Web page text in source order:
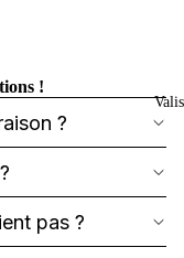
!
?
pas ?